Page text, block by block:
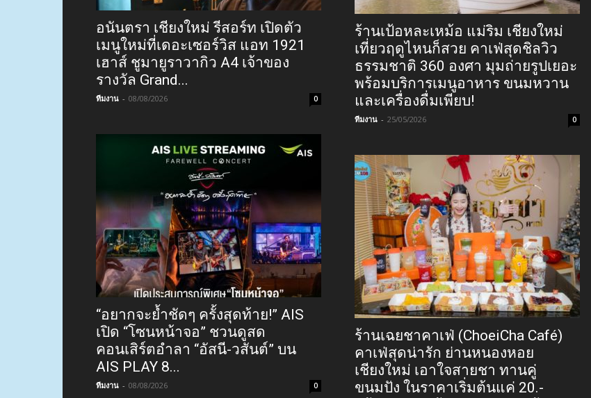
อนันตรา เชียงใหม่ รีสอร์ท เปิดตัว
เมนูใหม่ที่เดอะเซอร์วิส แอท 1921
เฮาส์ ชูมายูราวากิว A4 เจ้าของ
รางวัล Grand...
ทีมงาน - 08/08/2026 0
“อยากจะย้ำชัดๆ ครั้งสุดท้าย!” AIS
เปิด “โซนหน้าจอ” ชวนดูสด
คอนเสิร์ตอำลา “อัสนี-วสันต์” บน
AIS PLAY 8...
ทีมงาน - 08/08/2026 0
ร้านเป้อหละเหม้อ แม่ริม เชียงใหม่
เที่ยวฤดูไหนก็สวย คาเฟ่สุดชิลวิว
ธรรมชาติ 360 องศา มุมถ่ายรูปเยอะ
พร้อมบริการเมนูอาหาร ขนมหวาน
และเครื่องดื่มเพียบ!
ทีมงาน - 25/05/2026 0
ร้านเฉยชาคาเฟ่ (ChoeiCha Café)
คาเฟ่สุดน่ารัก ย่านหนองหอย
เชียงใหม่ เอาใจสายชา ทานคู่
ขนมปัง ในราคาเริ่มต้นแค่ 20.-